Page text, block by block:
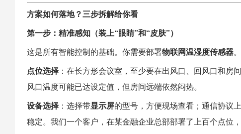
方案如何落地？三步拆解给你看
第一步：精准感知（装上“眼睛”和“皮肤”）
这是所有智能控制的基础。你需要部署物联网温湿度传感器
点位选择 ：在长方形会议室，至少要在出风口、回风口和
风口温度可能已达设定值，但房间远端依然闷热。
设备选择 ：选择带显示屏的型号，方便现场查看；通信协议上
稳定。我们一个客户，在某金融企业总部部署了上百个点位